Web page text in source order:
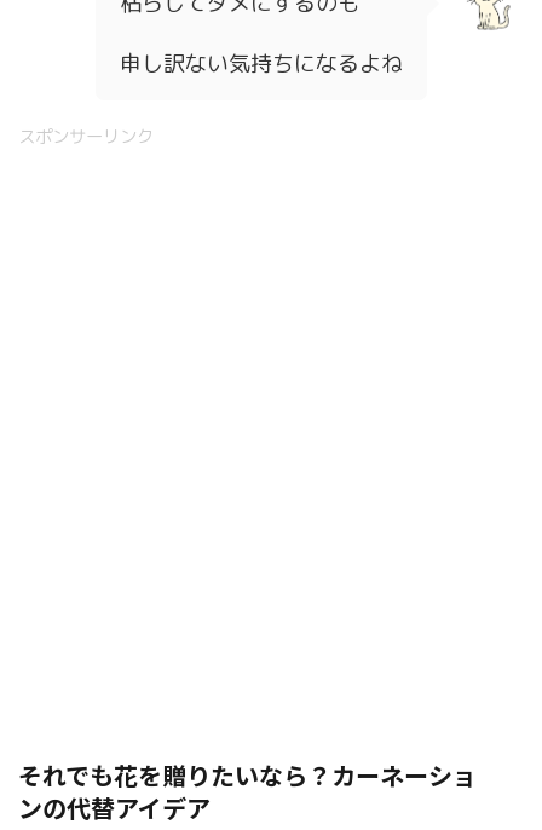
申し訳ない気持ちになるよね
スポンサーリンク
それでも花を贈りたいなら？カーネーショ
ンの代替アイデア